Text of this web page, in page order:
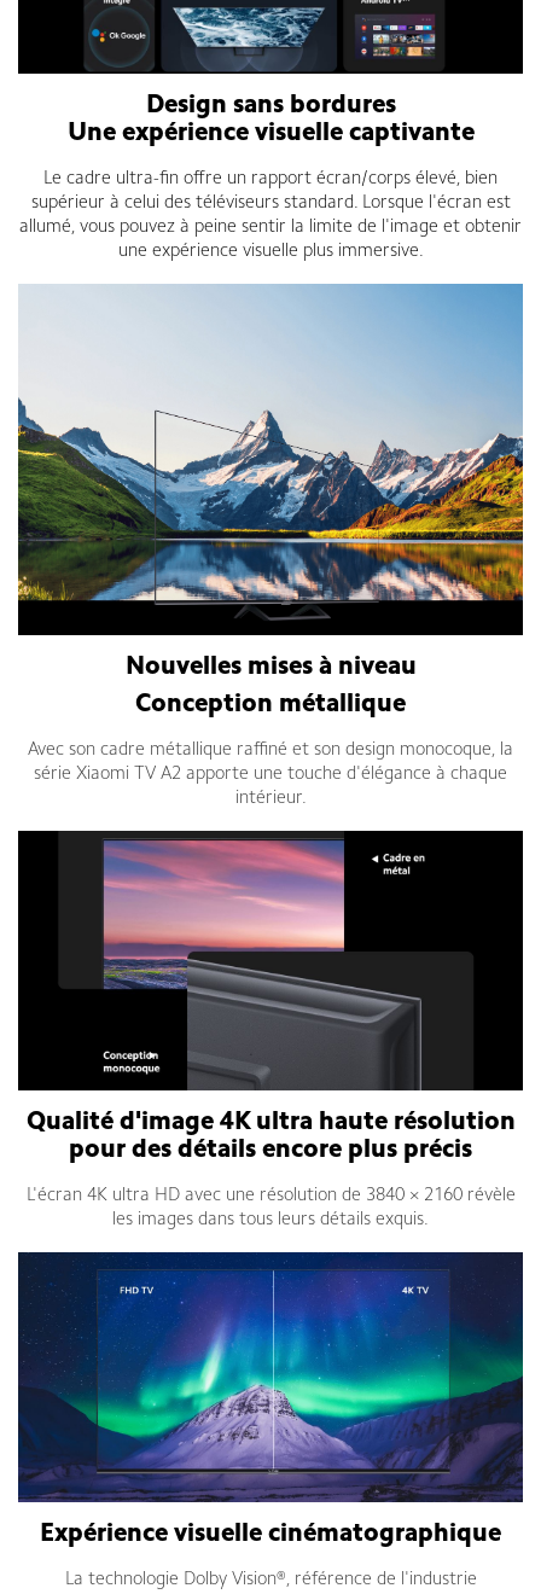
Design sans bordures
Une expérience visuelle captivante
Le cadre ultra-fin offre un rapport écran/corps élevé, bien
supérieur à celui des téléviseurs standard. Lorsque l'écran est
allumé, vous pouvez à peine sentir la limite de l'image et obtenir
une expérience visuelle plus immersive.
Nouvelles mises à niveau
Conception métallique
Avec son cadre métallique raffiné et son design monocoque, la
série Xiaomi TV A2 apporte une touche d'élégance à chaque
intérieur.
Qualité d'image 4K ultra haute résolution
pour des détails encore plus précis
L'écran 4K ultra HD avec une résolution de 3840 × 2160 révèle
les images dans tous leurs détails exquis.
Expérience visuelle cinématographique
La technologie Dolby Vision®, référence de l'industrie